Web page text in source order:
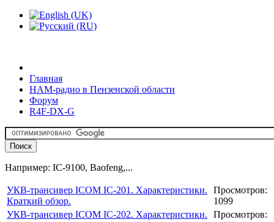
Главная
HAM-радио в Пензенской области
Форум
R4F-DX-G
Например: IC-9100, Baofeng,...
УКВ-трансивер ICOM IC-201. Характеристики.
Краткий обзор.
Просмотров:
1099
УКВ-трансивер ICOM IC-202. Характеристики.
Просмотров: